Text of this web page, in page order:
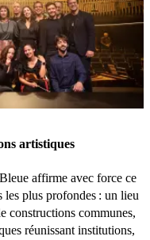
artistiques
affirme avec force ce
les plus profondes : un lieu
constructions communes,
réunissant institutions,